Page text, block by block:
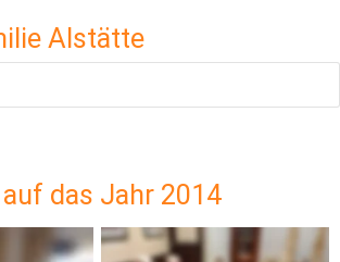
Alstätte
das Jahr 2014